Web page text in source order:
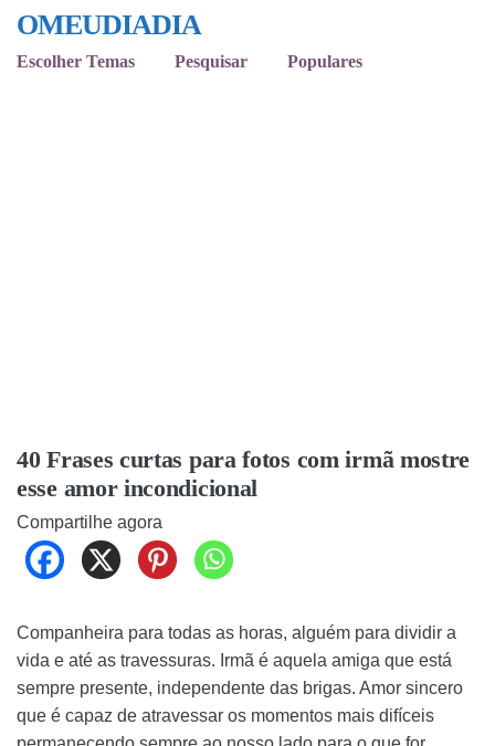
OMEUDIADIA
Escolher Temas Pesquisar Populares
40 Frases curtas para fotos com irmã mostre
esse amor incondicional
Compartilhe agora
Companheira para todas as horas, alguém para dividir a
vida e até as travessuras. Irmã é aquela amiga que está
sempre presente, independente das brigas. Amor sincero
que é capaz de atravessar os momentos mais difíceis